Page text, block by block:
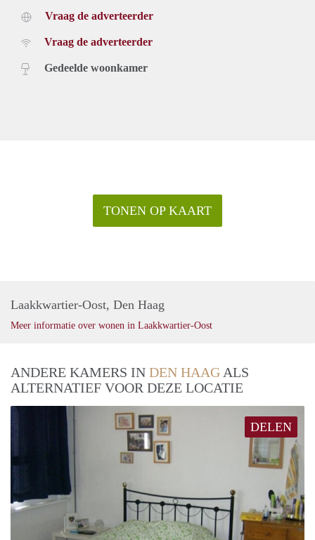
Vraag de adverteerder
Vraag de adverteerder
Gedeelde woonkamer
TONEN OP KAART
Laakkwartier-Oost, Den Haag
Meer informatie over wonen in Laakkwartier-Oost
ANDERE KAMERS IN DEN HAAG ALS
ALTERNATIEF VOOR DEZE LOCATIE
DELEN